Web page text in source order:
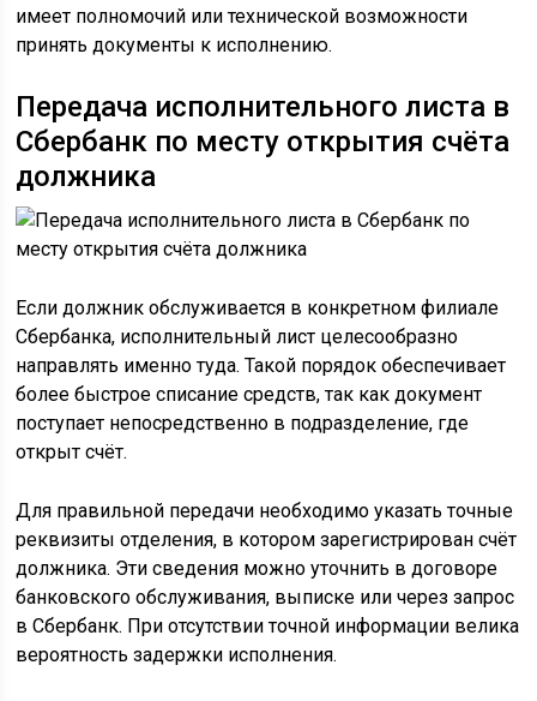
имеет полномочий или технической возможности
принять документы к исполнению.
Передача исполнительного листа в
Сбербанк по месту открытия счёта
должника
Если должник обслуживается в конкретном филиале
Сбербанка, исполнительный лист целесообразно
направлять именно туда. Такой порядок обеспечивает
более быстрое списание средств, так как документ
поступает непосредственно в подразделение, где
открыт счёт.
Для правильной передачи необходимо указать точные
реквизиты отделения, в котором зарегистрирован счёт
должника. Эти сведения можно уточнить в договоре
банковского обслуживания, выписке или через запрос
в Сбербанк. При отсутствии точной информации велика
вероятность задержки исполнения.